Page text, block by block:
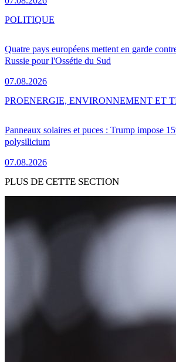
Quatre pays européens mettent en garde
Russie pour l'Ossétie du Sud
07.08.2026
POLITIQUE
Panneaux solaires et puces : Trump impose
polysilicium
07.08.2026
PROENERGIE, ENVIRONNEMENT ET
PLUS DE CETTE SECTION